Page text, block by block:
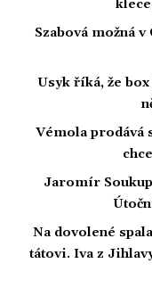
Szabová možná
Usyk říká, že
Vémola prodává
Jaromír
Na dovolené
tátovi. Iva z